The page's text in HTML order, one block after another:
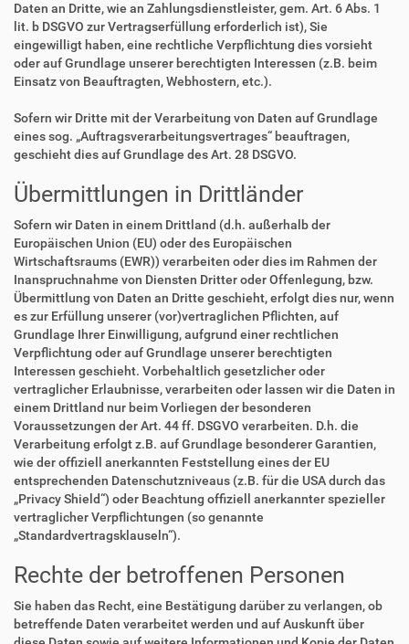
Daten an Dritte, wie an Zahlungsdienstleister, gem. Art. 6 Abs. 1
lit. b DSGVO zur Vertragserfüllung erforderlich ist), Sie
eingewilligt haben, eine rechtliche Verpflichtung dies vorsieht
oder auf Grundlage unserer berechtigten Interessen (z.B. beim
Einsatz von Beauftragten, Webhostern, etc.).
Sofern wir Dritte mit der Verarbeitung von Daten auf Grundlage
eines sog. „Auftragsverarbeitungsvertrages“ beauftragen,
geschieht dies auf Grundlage des Art. 28 DSGVO.
Übermittlungen in Drittländer
Sofern wir Daten in einem Drittland (d.h. außerhalb der
Europäischen Union (EU) oder des Europäischen
Wirtschaftsraums (EWR)) verarbeiten oder dies im Rahmen der
Inanspruchnahme von Diensten Dritter oder Offenlegung, bzw.
Übermittlung von Daten an Dritte geschieht, erfolgt dies nur, wenn
es zur Erfüllung unserer (vor)vertraglichen Pflichten, auf
Grundlage Ihrer Einwilligung, aufgrund einer rechtlichen
Verpflichtung oder auf Grundlage unserer berechtigten
Interessen geschieht. Vorbehaltlich gesetzlicher oder
vertraglicher Erlaubnisse, verarbeiten oder lassen wir die Daten in
einem Drittland nur beim Vorliegen der besonderen
Voraussetzungen der Art. 44 ff. DSGVO verarbeiten. D.h. die
Verarbeitung erfolgt z.B. auf Grundlage besonderer Garantien,
wie der offiziell anerkannten Feststellung eines der EU
entsprechenden Datenschutzniveaus (z.B. für die USA durch das
„Privacy Shield“) oder Beachtung offiziell anerkannter spezieller
vertraglicher Verpflichtungen (so genannte
„Standardvertragsklauseln“).
Rechte der betroffenen Personen
Sie haben das Recht, eine Bestätigung darüber zu verlangen, ob
betreffende Daten verarbeitet werden und auf Auskunft über